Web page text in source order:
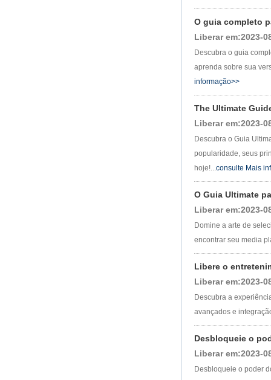
O guia completo
Liberar em:2023-
Descubra o guia
aprenda sobre sua
informação>>
The Ultimate
Liberar em:2023-
Descubra o Guia
popularidade, seus
hoje!... consulte Mais
O Guia Ultimate
Liberar em:2023-
Domine a arte de
encontrar seu media
Libere o
Liberar em:2023-
Descubra a
avançados e
Desbloqueie o
Liberar em:2023-
Desbloqueie o poder